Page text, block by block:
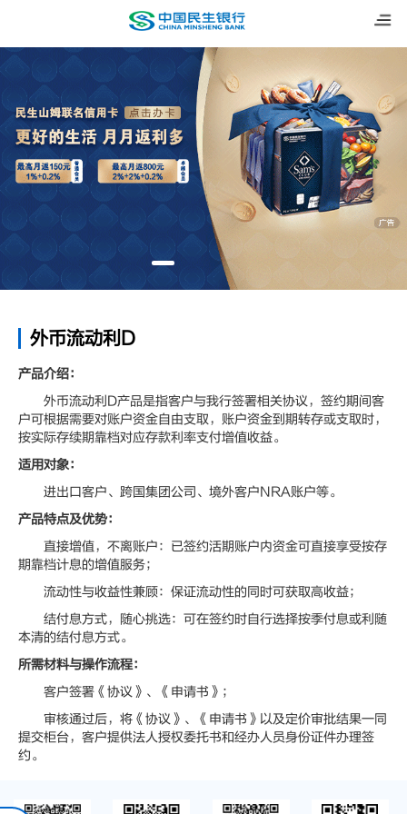
外币流动利D
产品介绍：
外币流动利D产品是指客户与我行签署相关协议，签约期间客
户可根据需要对账户资金自由支取，账户资金到期转存或支取时，
按实际存续期靠档对应存款利率支付增值收益。
适用对象：
进出口客户、跨国集团公司、境外客户NRA账户等。
产品特点及优势：
直接增值，不离账户：已签约活期账户内资金可直接享受按存
期靠档计息的增值服务；
流动性与收益性兼顾：保证流动性的同时可获取高收益；
结付息方式，随心挑选：可在签约时自行选择按季付息或利随
本清的结付息方式。
所需材料与操作流程：
客户签署《协议》、《申请书》；
审核通过后，将《协议》、《申请书》以及定价审批结果一同
提交柜台，客户提供法人授权委托书和经办人员身份证件办理签
约。